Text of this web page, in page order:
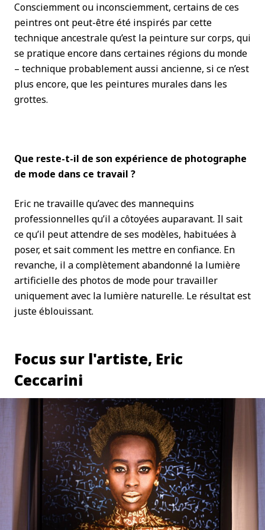
Consciemment ou inconsciemment, certains de ces
peintres ont peut-être été inspirés par cette
technique ancestrale qu’est la peinture sur corps, qui
se pratique encore dans certaines régions du monde
– technique probablement aussi ancienne, si ce n’est
plus encore, que les peintures murales dans les
grottes.
Que reste-t-il de son expérience de photographe
de mode dans ce travail ?
Eric ne travaille qu’avec des mannequins
professionnelles qu’il a côtoyées auparavant. Il sait
ce qu’il peut attendre de ses modèles, habituées à
poser, et sait comment les mettre en confiance. En
revanche, il a complètement abandonné la lumière
artificielle des photos de mode pour travailler
uniquement avec la lumière naturelle. Le résultat est
juste éblouissant.
Focus sur l'artiste, Eric
Ceccarini